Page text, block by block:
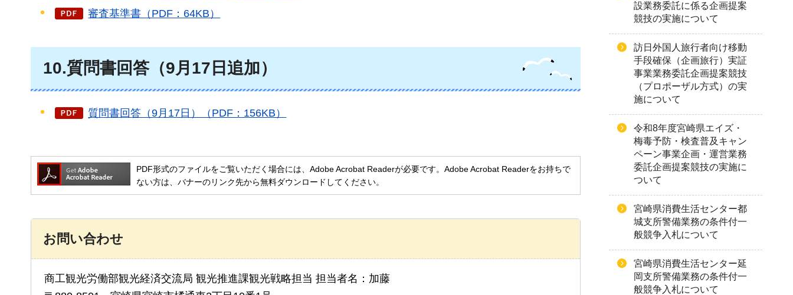
審査基準書（PDF：64KB）
10.質問書回答（9月17日追加）
質問書回答（9月17日）（PDF：156KB）
PDF形式のファイルをご覧いただく場合には、Adobe Acrobat Readerが必要です。Adobe Acrobat Readerをお持ちで
ない方は、バナーのリンク先から無料ダウンロードしてください。
お問い合わせ
商工観光労働部観光経済交流局 観光推進課観光戦略担当 担当者名：加藤
設業務委託に係る企画提案
競技の実施について
訪日外国人旅行者向け移動
手段確保（企画旅行）実証
事業業務委託企画提案競技
（プロポーザル方式）の実
施について
令和8年度宮崎県エイズ・
梅毒予防・検査普及キャン
ペーン事業企画・運営業務
委託企画提案競技の実施に
ついて
宮崎県消費生活センター都
城支所警備業務の条件付一
般競争入札について
宮崎県消費生活センター延
岡支所警備業務の条件付一
般競争入札について